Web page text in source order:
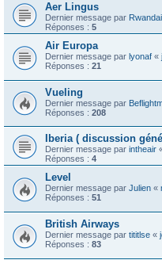
Aer Lingus
Dernier message par
Réponses : 5
Air Europa
Dernier message par lyonaf «
Réponses : 21
Vueling
Dernier message par
Réponses : 208
Iberia ( discussion
Dernier message par intheair
Réponses : 4
Level
Dernier message par Julien «
Réponses : 51
British Airways
Dernier message par tititlse «
Réponses : 83